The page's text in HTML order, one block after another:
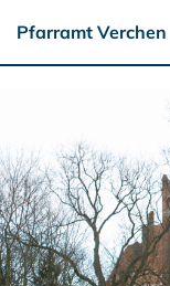
Pfarramt Verchen